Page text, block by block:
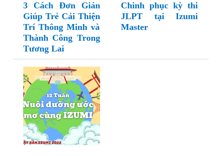
3 Cách Đơn Giản
Giúp Trẻ Cải Thiện
Trí Thông Minh và
Thành Công Trong
Tương Lai
Chinh phục kỳ thi
JLPT tại Izumi
Master